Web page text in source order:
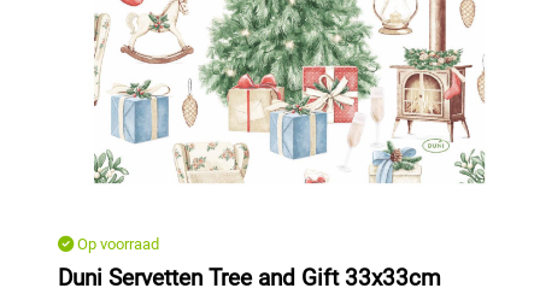
Op voorraad
Duni Servetten Tree and Gift 33x33cm